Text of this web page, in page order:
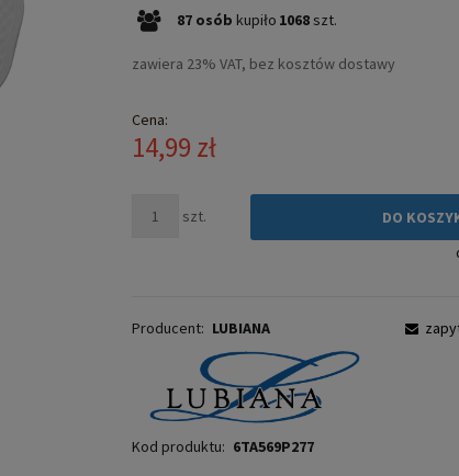
Cena nie zawiera
87 osób kupiło 1068 szt.
zawiera 23% VAT, bez kosztów dostawy
Cena:
14,99 zł
szt.
DO
Producent: LUBIANA
Kod produktu: 6TA569P277